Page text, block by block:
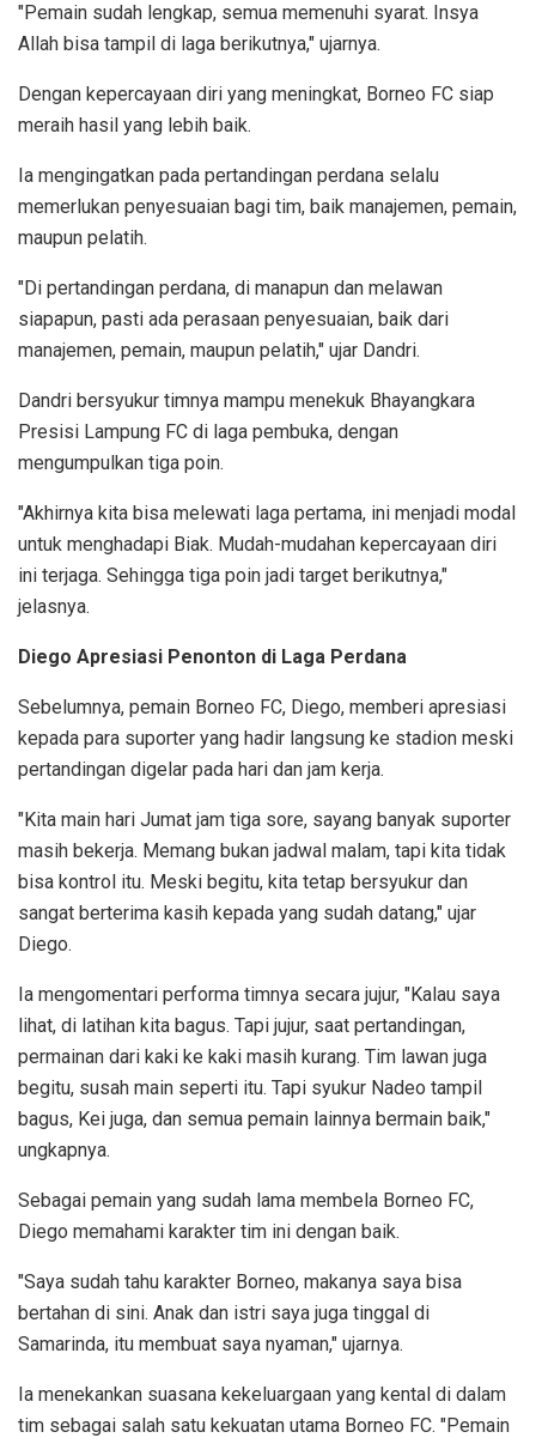
"Pemain sudah lengkap, semua memenuhi syarat. Insya
Allah bisa tampil di laga berikutnya," ujarnya.
Dengan kepercayaan diri yang meningkat, Borneo FC siap
meraih hasil yang lebih baik.
Ia mengingatkan pada pertandingan perdana selalu
memerlukan penyesuaian bagi tim, baik manajemen, pemain,
maupun pelatih.
"Di pertandingan perdana, di manapun dan melawan
siapapun, pasti ada perasaan penyesuaian, baik dari
manajemen, pemain, maupun pelatih," ujar Dandri.
Dandri bersyukur timnya mampu menekuk Bhayangkara
Presisi Lampung FC di laga pembuka, dengan
mengumpulkan tiga poin.
"Akhirnya kita bisa melewati laga pertama, ini menjadi modal
untuk menghadapi Biak. Mudah-mudahan kepercayaan diri
ini terjaga. Sehingga tiga poin jadi target berikutnya,"
jelasnya.
Diego Apresiasi Penonton di Laga Perdana
Sebelumnya, pemain Borneo FC, Diego, memberi apresiasi
kepada para suporter yang hadir langsung ke stadion meski
pertandingan digelar pada hari dan jam kerja.
"Kita main hari Jumat jam tiga sore, sayang banyak suporter
masih bekerja. Memang bukan jadwal malam, tapi kita tidak
bisa kontrol itu. Meski begitu, kita tetap bersyukur dan
sangat berterima kasih kepada yang sudah datang," ujar
Diego.
Ia mengomentari performa timnya secara jujur, "Kalau saya
lihat, di latihan kita bagus. Tapi jujur, saat pertandingan,
permainan dari kaki ke kaki masih kurang. Tim lawan juga
begitu, susah main seperti itu. Tapi syukur Nadeo tampil
bagus, Kei juga, dan semua pemain lainnya bermain baik,"
ungkapnya.
Sebagai pemain yang sudah lama membela Borneo FC,
Diego memahami karakter tim ini dengan baik.
"Saya sudah tahu karakter Borneo, makanya saya bisa
bertahan di sini. Anak dan istri saya juga tinggal di
Samarinda, itu membuat saya nyaman," ujarnya.
Ia menekankan suasana kekeluargaan yang kental di dalam
tim sebagai salah satu kekuatan utama Borneo FC. "Pemain